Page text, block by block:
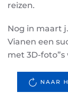
reizen.
Nog in maart
Vianen een
met 3D-foto”s
NAAR